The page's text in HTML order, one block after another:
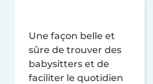
Une façon belle et
sûre de trouver des
babysitters et de
faciliter le quotidien